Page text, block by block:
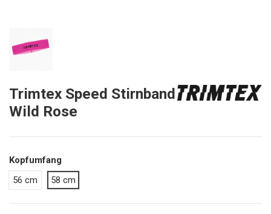
Trimtex Speed Stirnband
Wild Rose
Kopfumfang
56 cm
58 cm